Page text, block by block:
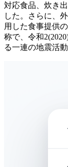
対応食品、炊き
した。さらに、
用した食事提供
称で、令和
る一連の地震活